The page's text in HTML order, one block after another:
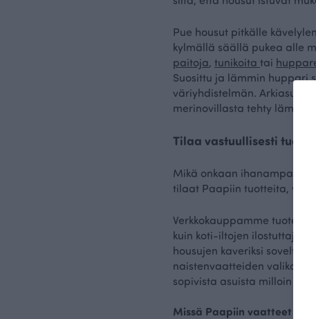
Pue housut pitkälle
kylmällä säällä pukea alle
paitoja, tunikoita tai
Suosittu ja lämmin huppari
väriyhdistelmän. Arkiasuksi
merinovillasta tehty lämmin
Tilaa vastuullisesti
Mikä onkaan ihanampaa
tilaat Paapiin tuotteita, voit
Verkkokauppamme
kuin koti-iltojen
housujen kaveriksi
naistenvaatteiden
sopivista asuista milloin
Missä Paapiin vaatteet